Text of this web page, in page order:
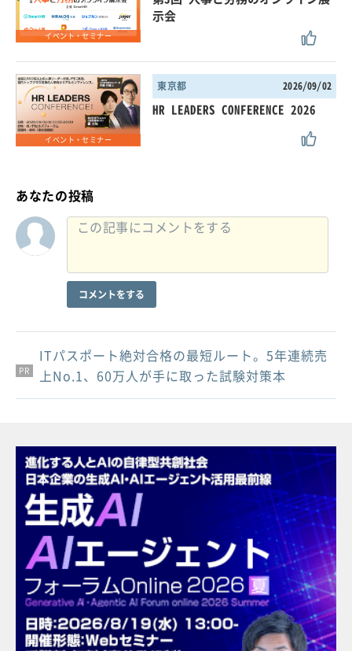
イベント・セミナー
示会
イベント・セミナー
東京都 2026/09/02
HR LEADERS CONFERENCE 2026
あなたの投稿
コメントをする
PR
PR
PR
ITパスポート絶対合格の最短ルート。5年連続売
上No.1、60万人が手に取った試験対策本